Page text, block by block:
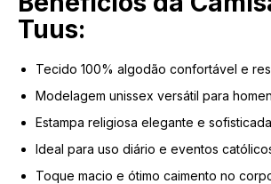
Tuus:
Tecido 100% algodão confortável e
Modelagem unissex versátil para
Estampa religiosa elegante e sofisticada
Ideal para uso diário e eventos
Toque macio e ótimo caimento no